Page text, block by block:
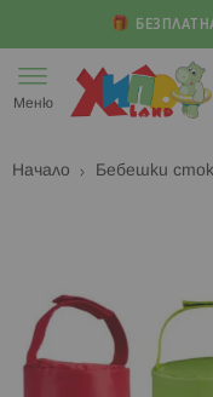
към
съдържанието
Меню
Начало Бебешки
галерията
изображенията